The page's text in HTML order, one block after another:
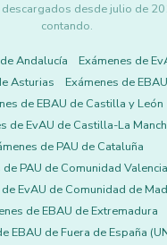
desde julio de
contando.
Andalucía
Exámenes de
Asturias
Exámenes de
de EBAU de Castilla y León
de EvAU de Castilla-La
de PAU de Cataluña
de PAU de Comunidad
de EvAU de Comunidad de
de EBAU de Extremadura
EBAU de Fuera de España